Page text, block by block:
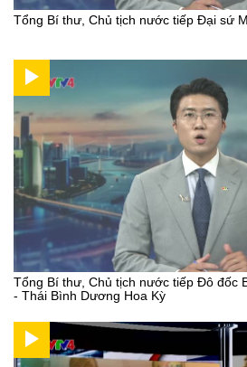
Tổng Bí thư, Chủ tịch nước tiếp Đại sứ
Tổng Bí thư, Chủ tịch nước tiếp Đô đốc
- Thái Bình Dương Hoa Kỳ